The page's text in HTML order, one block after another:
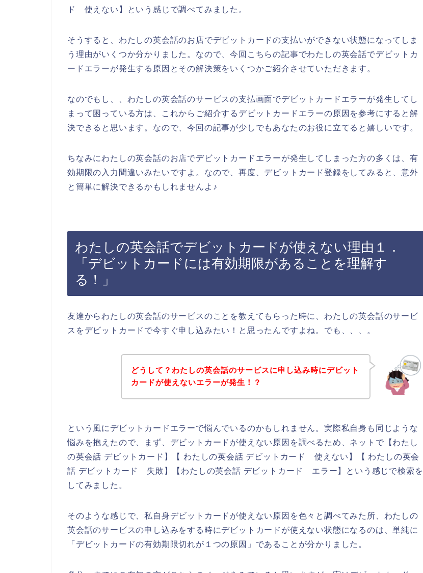
ド 使えない】という感じで調べてみました。
そうすると、わたしの英会話のお店でデビットカードの支払いができない状態になってしま
う理由がいくつか分かりました。なので、今回こちらの記事でわたしの英会話でデビットカ
ードエラーが発生する原因とその解決策をいくつかご紹介させていただきます。
なのでもし、、わたしの英会話のサービスの支払画面でデビットカードエラーが発生してし
まって困っている方は、これからご紹介するデビットカードエラーの原因を参考にすると解
決できると思います。なので、今回の記事が少しでもあなたのお役に立てると嬉しいです。
ちなみにわたしの英会話のお店でデビットカードエラーが発生してしまった方の多くは、有
効期限の入力間違いみたいですよ。なので、再度、デビットカード登録をしてみると、意外
と簡単に解決できるかもしれませんよ♪
わたしの英会話でデビットカードが使えない理由１．
「デビットカードには有効期限があることを理解す
る！」
友達からわたしの英会話のサービスのことを教えてもらった時に、わたしの英会話のサービ
スをデビットカードで今すぐ申し込みたい！と思ったんですよね。でも、、、。
どうして？わたしの英会話のサービスに申し込み時にデビット
カードが使えないエラーが発生！？
という風にデビットカードエラーで悩んでいるのかもしれません。実際私自身も同じような
悩みを抱えたので、まず、デビットカードが使えない原因を調べるため、ネットで【わたし
の英会話 デビットカード】【 わたしの英会話 デビットカード 使えない】【 わたしの英会
話 デビットカード 失敗】【わたしの英会話 デビットカード エラー】という感じで検索を
してみました。
そのような感じで、私自身デビットカードが使えない原因を色々と調べてみた所、わたしの
英会話のサービスの申し込みをする時にデビットカードが使えない状態になるのは、単純に
「デビットカードの有効期限切れが１つの原因」であることが分かりました。